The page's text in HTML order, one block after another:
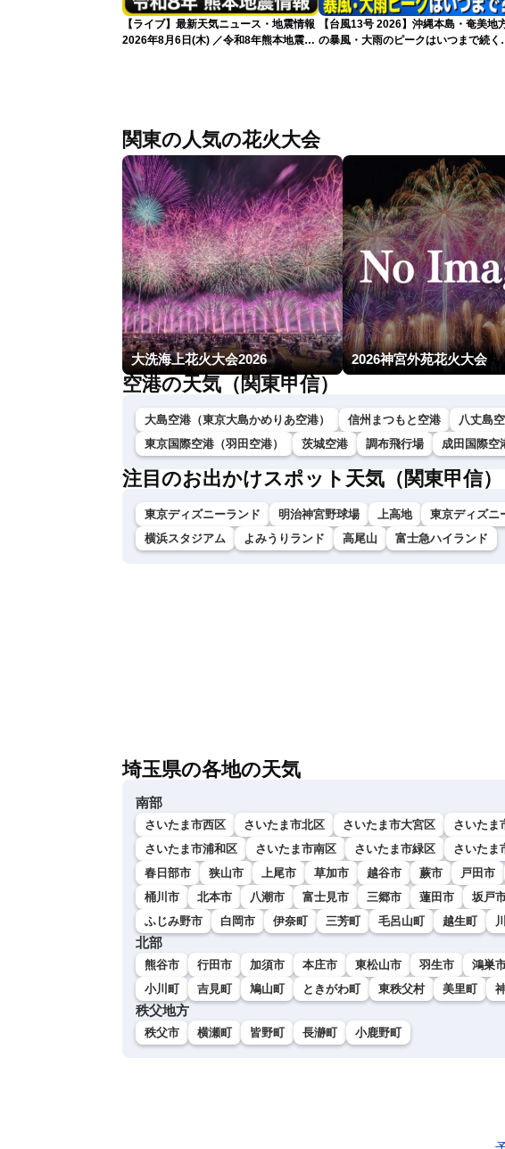
【ライブ】最新天気ニュース・地震情報
2026年8月6日(木) ／令和8年熊本地震情
【台風13号 2026】沖縄本島・奄美地
の暴風・大雨のピークはいつまで続く
関東の人気の花火大会
大洗海上花火大会2026 2026神宮外苑花火大会
空港の天気（関東甲信）
大島空港（東京大島かめりあ空港） 信州まつもと空港 八丈島
東京国際空港（羽田空港）
茨城空港 調布飛行場 成田国際空
注目のお出かけスポット天気（関東甲信）
東京ディズニーランド 明治神宮野球場 上高地 東京ディズニ
横浜スタジアム
よみうりランド 高尾山 富士急ハイランド
埼玉県の各地の天気
南部
さいたま市西区 さいたま市北区 さいたま市大宮区 さいたま
さいたま市浦和区
さいたま市南区 さいたま市緑区 さいたま
春日部市
狭山市 上尾市 草加市 越谷市 蕨市 戸田市
桶川市
北本市 八潮市 富士見市 三郷市 蓮田市 坂戸
ふじみ野市
白岡市 伊奈町 三芳町 毛呂山町 越生町
北部
熊谷市 行田市 加須市 本庄市 東松山市 羽生市 鴻巣
小川町
吉見町 鳩山町 ときがわ町 東秩父村 美里町
秩父地方
秩父市 横瀬町 皆野町 長瀞町 小鹿野町